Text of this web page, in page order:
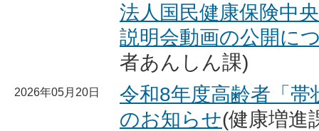
法人国民健康保険中
説明会動画の公開に
者あんしん課)
2026年05月20日
令和8年度高齢者「帯
のお知らせ(健康増進